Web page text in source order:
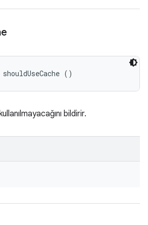
()
bildirir.